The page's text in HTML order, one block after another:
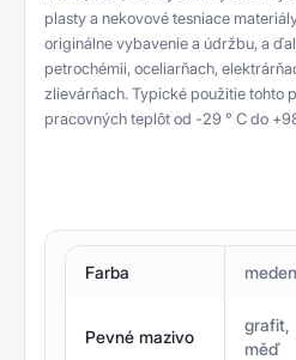
plasty a nekovové tesniace
originálne vybavenie a údržbu, a
petrochémii, oceliarňach,
zlievárňach. Typické použitie tohto
pracovných teplôt od -29 ° C do
Farba
Pevné mazivo
grafit,
měď